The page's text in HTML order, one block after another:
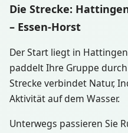
Die Strecke:
– Essen-Horst
Der Start liegt in
paddelt Ihre Gruppe
Strecke verbindet Natur,
Aktivität auf dem Wasser.
Unterwegs passieren Sie